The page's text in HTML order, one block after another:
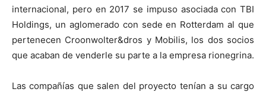
internacional, pero en 2017 se impuso asociada con TBI
Holdings, un aglomerado con sede en Rotterdam al que
pertenecen Croonwolter&dros y Mobilis, los dos socios
que acaban de venderle su parte a la empresa rionegrina.
Las compañías que salen del proyecto tenían a su cargo